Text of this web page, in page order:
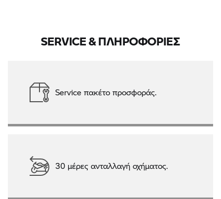
SERVICE & ΠΛΗΡΟΦΟΡΙΕΣ
Service πακέτο προσφοράς.
30 μέρες ανταλλαγή οχήματος.